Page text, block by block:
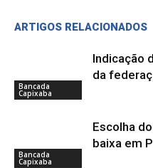
ARTIGOS RELACIONADOS
Bancada
Capixaba
Indicação
da
Bancada
Capixaba
Escolha
baixa em